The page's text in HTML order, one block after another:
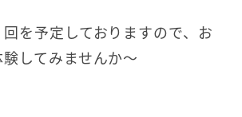
を予定しておりますので、お
してみませんか～